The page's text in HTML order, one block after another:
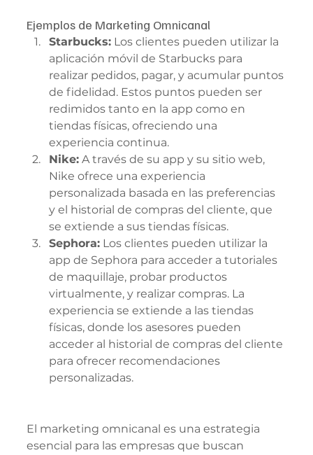
Ejemplos de Marketing Omnicanal
Starbucks: Los clientes pueden utilizar la
aplicación móvil de Starbucks para
realizar pedidos, pagar, y acumular puntos
de fidelidad. Estos puntos pueden ser
redimidos tanto en la app como en
tiendas físicas, ofreciendo una
experiencia continua.
Nike: A través de su app y su sitio web,
Nike ofrece una experiencia
personalizada basada en las preferencias
y el historial de compras del cliente, que
se extiende a sus tiendas físicas.
Sephora: Los clientes pueden utilizar la
app de Sephora para acceder a tutoriales
de maquillaje, probar productos
virtualmente, y realizar compras. La
experiencia se extiende a las tiendas
físicas, donde los asesores pueden
acceder al historial de compras del cliente
para ofrecer recomendaciones
personalizadas.
El marketing omnicanal es una estrategia
esencial para las empresas que buscan